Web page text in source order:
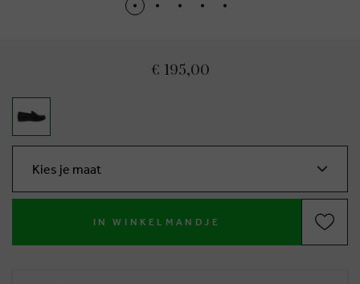
€ 195,00
Kies je maat
IN WINKELMANDJE